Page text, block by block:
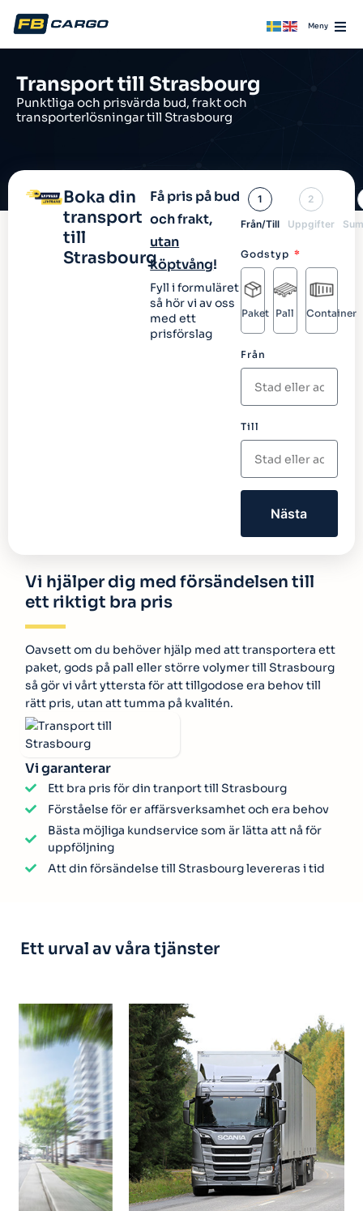
Transport till Strasbourg
Punktliga och prisvärda bud, frakt och
transporterlösningar till Strasbourg
Vi hjälper dig med försändelsen till
ett riktigt bra pris
Oavsett om du behöver hjälp med att transportera ett
paket, gods på pall eller större volymer till Strasbourg
så gör vi vårt yttersta för att tillgodose era behov till
rätt pris, utan att tumma på kvalitén.
Vi garanterar
Ett bra pris för din tranport till Strasbourg
Förståelse för er affärsverksamhet och era behov
Bästa möjliga kundservice som är lätta att nå för
uppföljning
Att din försändelse till Strasbourg levereras i tid
Boka din
transport
till
Strasbourg
Få pris på bud
och frakt,
utan
köptvång!
Fyll i formuläret
så hör vi av oss
med ett
prisförslag
1
Från/Till
2
Uppgifter
Godstyp
Paket Pall Container
Från
Till
Nästa
Ett urval av våra tjänster